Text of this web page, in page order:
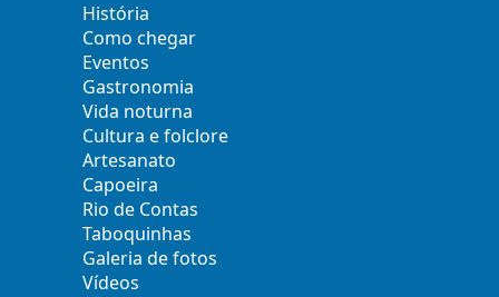
História
Como chegar
Eventos
Gastronomia
Vida noturna
Cultura e folclore
Artesanato
Capoeira
Rio de Contas
Taboquinhas
Galeria de fotos
Vídeos